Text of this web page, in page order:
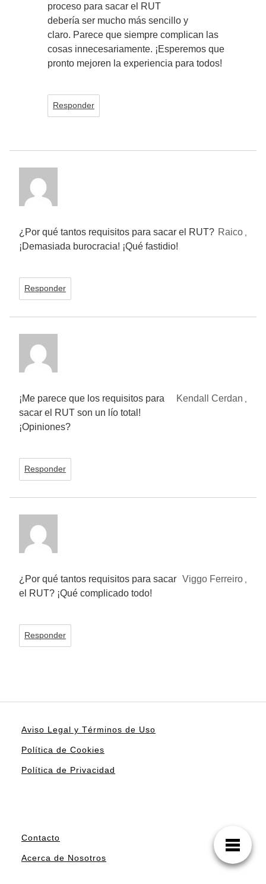
proceso para sacar el RUT
debería ser mucho más sencillo y
claro. Parece que siempre complican las
cosas innecesariamente. ¡Esperemos que
pronto mejoren la experiencia para todos!
Responder
Raico
¿Por qué tantos requisitos para sacar el RUT?
¡Demasiada burocracia! ¡Qué fastidio!
Responder
Kendall Cerdan
¡Me parece que los requisitos para
sacar el RUT son un lío total!
¡Opiniones?
Responder
Viggo Ferreiro
¿Por qué tantos requisitos para sacar
el RUT? ¡Qué complicado todo!
Responder
Aviso Legal y Términos de Uso
Política de Cookies
Política de Privacidad
Contacto
Acerca de Nosotros